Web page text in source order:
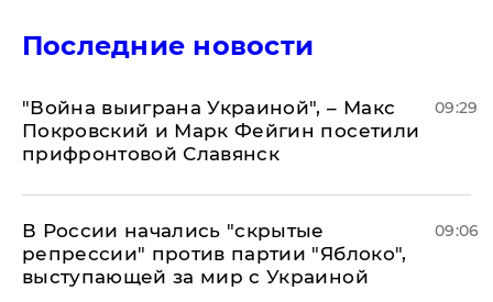
Последние новости
"Война выиграна Украиной", – Макс
Покровский и Марк Фейгин посетили
прифронтовой Славянск
09:29
В России начались "скрытые
репрессии" против партии "Яблоко",
выступающей за мир с Украиной
09:06